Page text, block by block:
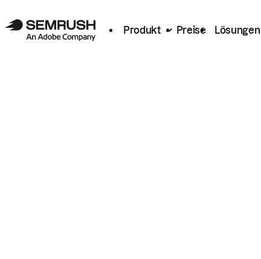
Produkt Preise Lösungen